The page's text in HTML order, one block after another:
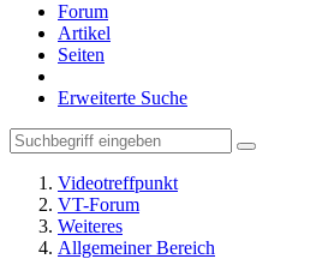
Forum
Artikel
Seiten
Erweiterte Suche
Videotreffpunkt
VT-Forum
Weiteres
Allgemeiner Bereich